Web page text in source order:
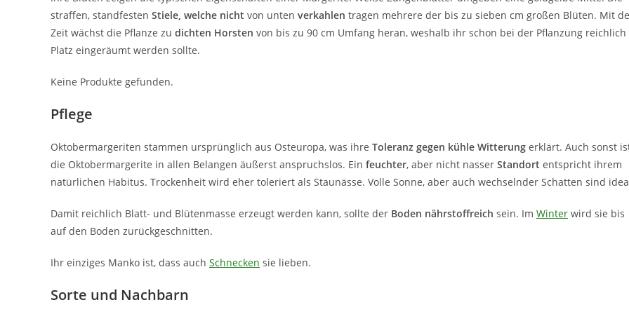
straffen, standfesten Stiele, welche nicht von unten verkahlen tragen mehrere der bis zu sieben cm großen Blüten. Mit
Zeit wächst die Pflanze zu dichten Horsten von bis zu 90 cm Umfang heran, weshalb ihr schon bei der Pflanzung reichlich
Platz eingeräumt werden sollte.
Keine Produkte gefunden.
Pflege
Oktobermargeriten stammen ursprünglich aus Osteuropa, was ihre Toleranz gegen kühle Witterung erklärt. Auch sonst
die Oktobermargerite in allen Belangen äußerst anspruchslos. Ein feuchter, aber nicht nasser Standort entspricht ihrem
natürlichen Habitus. Trockenheit wird eher toleriert als Staunässe. Volle Sonne, aber auch wechselnder Schatten sind
Damit reichlich Blatt- und Blütenmasse erzeugt werden kann, sollte der Boden nährstoffreich sein. Im Winter wird sie bis
auf den Boden zurückgeschnitten.
Ihr einziges Manko ist, dass auch Schnecken sie lieben.
Sorte und Nachbarn